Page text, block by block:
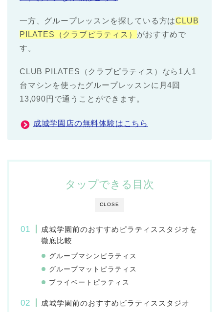
一方、グループレッスンを探している方はCLUB
PILATES（クラブピラティス） がおすすめで
す。
CLUB PILATES（クラブピラティス）なら1人1
台マシンを使ったグループレッスンに月4回
13,090円で通うことができます。
成城学園店の無料体験はこちら
CLOSE
タップできる目次
成城学園前のおすすめピラティススタジオを
徹底比較
グループマシンピラティス
グループマットピラティス
プライベートピラティス
成城学園前のおすすめピラティススタジオ